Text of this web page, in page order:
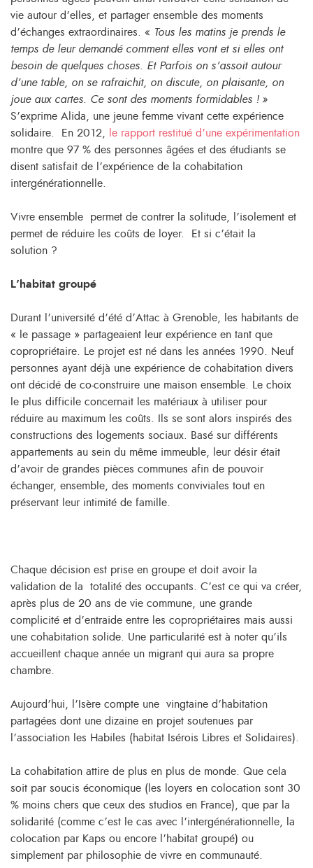
vie autour d’elles, et partager ensemble des moments
d’échanges extraordinaires. « Tous les matins je prends le
temps de leur demandé comment elles vont et si elles ont
besoin de quelques choses. Et Parfois on s’assoit autour
d’une table, on se rafraichit, on discute, on plaisante, on
joue aux cartes. Ce sont des moments formidables ! »
S’exprime Alida, une jeune femme vivant cette expérience
solidaire
En 2012,
le rapport restitué d’une expérimentation
montre que 97 % des personnes âgées et des étudiants se
disent satisfait de l’expérience de la cohabitation
intergénérationnelle.
Vivre ensemble permet de contrer la solitude, l’isolement et
permet de réduire les coûts de loyer. Et si c’était la
solution ?
L’habitat groupé
Durant l’université d’été d’Attac à Grenoble, les habitants de
« le passage » partageaient leur expérience en tant que
copropriétaire. Le projet est né dans les années 1990. Neuf
personnes ayant déjà une expérience de cohabitation divers
ont décidé de co-construire une maison ensemble. Le choix
le plus difficile concernait les matériaux à utiliser pour
réduire au maximum les coûts. Ils se sont alors inspirés des
constructions des logements sociaux. Basé sur différents
appartements au sein du même immeuble, leur désir était
d’avoir de grandes pièces communes afin de pouvoir
échanger, ensemble, des moments conviviales tout en
préservant leur intimité de famille.
Chaque décision est prise en groupe et doit avoir la
validation de la totalité des occupants. C’est ce qui va créer,
après plus de 20 ans de vie commune, une grande
complicité et d’entraide entre les copropriétaires mais aussi
une cohabitation solide. Une particularité est à noter qu’ils
accueillent chaque année un migrant qui aura sa propre
chambre.
Aujourd’hui, l’Isère compte une vingtaine d’habitation
partagées dont une dizaine en projet soutenues par
l’association les Habiles (habitat Isérois Libres et Solidaires).
La cohabitation attire de plus en plus de monde. Que cela
soit par soucis économique (les loyers en colocation sont 30
% moins chers que ceux des studios en France), que par la
solidarité (comme c’est le cas avec l’intergénérationnelle, la
colocation par Kaps ou encore l’habitat groupé) ou
simplement par philosophie de vivre en communauté.